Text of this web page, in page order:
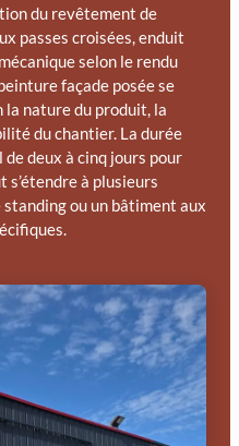
du revêtement de
passes croisées, enduit
selon le rendu
façade posée se
la nature du produit, la
du chantier. La durée
deux à cinq jours pour
s’étendre à plusieurs
ou un bâtiment aux